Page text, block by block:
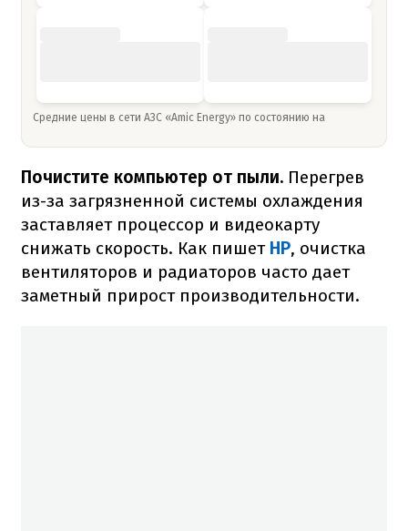
Средние цены в сети АЗС «Amic Energy» по состоянию на
Почистите компьютер от пыли. Перегрев
из-за загрязненной системы охлаждения
заставляет процессор и видеокарту
снижать скорость. Как пишет HP, очистка
вентиляторов и радиаторов часто дает
заметный прирост производительности.